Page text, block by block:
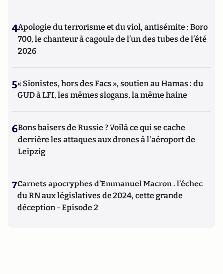
4Apologie du terrorisme et du viol, antisémite : Boro
700, le chanteur à cagoule de l’un des tubes de l’été
2026
5« Sionistes, hors des Facs », soutien au Hamas : du
GUD à LFI, les mêmes slogans, la même haine
6Bons baisers de Russie ? Voilà ce qui se cache
derrière les attaques aux drones à l'aéroport de
Leipzig
7Carnets apocryphes d’Emmanuel Macron : l’échec
du RN aux législatives de 2024, cette grande
déception - Episode 2